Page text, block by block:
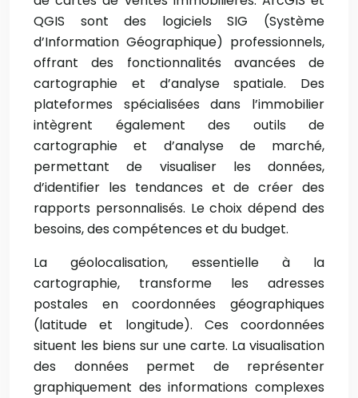
QGIS sont des logiciels SIG (Système
d’Information Géographique) professionnels,
offrant des fonctionnalités avancées de
cartographie et d’analyse spatiale. Des
plateformes spécialisées dans l’immobilier
intègrent également des outils de
cartographie et d’analyse de marché,
permettant de visualiser les données,
d’identifier les tendances et de créer des
rapports personnalisés. Le choix dépend des
besoins, des compétences et du budget.
La géolocalisation, essentielle à la
cartographie, transforme les adresses
postales en coordonnées géographiques
(latitude et longitude). Ces coordonnées
situent les biens sur une carte. La visualisation
des données permet de représenter
graphiquement des informations complexes